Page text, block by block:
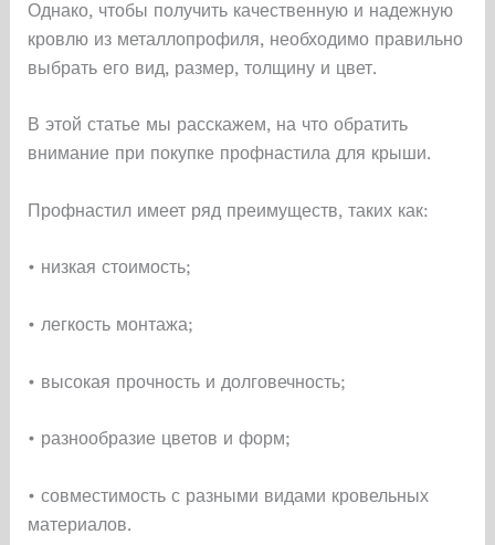
Однако, чтобы получить качественную и надежную
кровлю из металлопрофиля, необходимо правильно
выбрать его вид, размер, толщину и цвет.
В этой статье мы расскажем, на что обратить
внимание при покупке профнастила для крыши.
Профнастил имеет ряд преимуществ, таких как:
• низкая стоимость;
• легкость монтажа;
• высокая прочность и долговечность;
• разнообразие цветов и форм;
• совместимость с разными видами кровельных
материалов.